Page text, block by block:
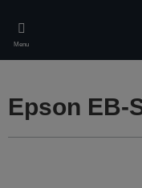
main
content
Menu
Epson EB-